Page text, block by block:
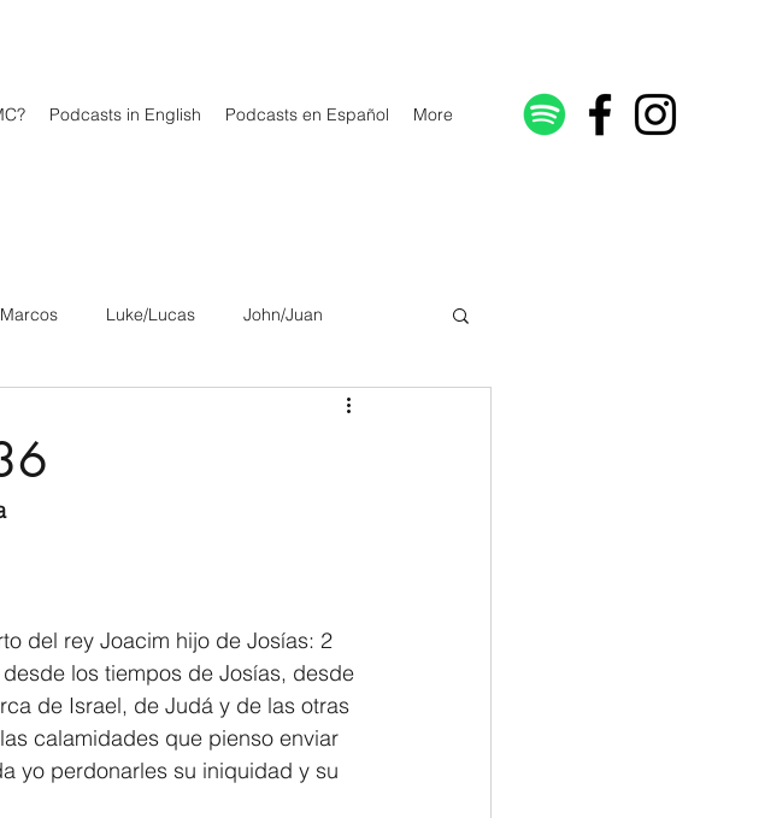
Podcasts in English Podcasts en Español More
Luke/Lucas John/Juan
Galatians/Gálatas
Salmo 23 2 Peter/2 Pedro 1 John/1 Juan
del rey Joacim hijo de Josías: 2
los tiempos de Josías, desde
de Israel, de Judá y de las otras
calamidades que pienso enviar
yo perdonarles su iniquidad y su